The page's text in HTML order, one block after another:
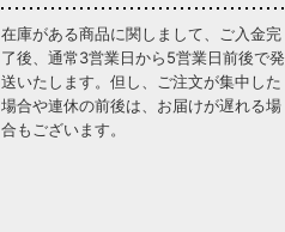
在庫がある商品に関しまして、ご入金完
了後、通常3営業日から5営業日前後で発
送いたします。但し、ご注文が集中した
場合や連休の前後は、お届けが遅れる場
合もございます。